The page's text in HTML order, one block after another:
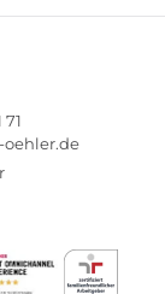
71
oehler.de